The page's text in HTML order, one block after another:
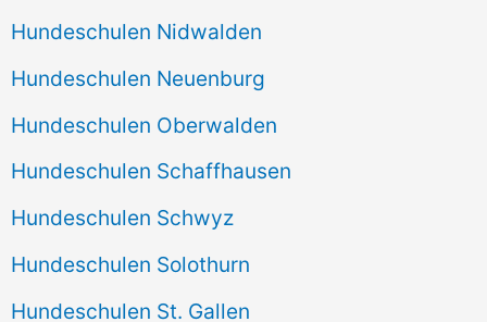
Hundeschulen Nidwalden
Hundeschulen Neuenburg
Hundeschulen Oberwalden
Hundeschulen Schaffhausen
Hundeschulen Schwyz
Hundeschulen Solothurn
Hundeschulen St. Gallen